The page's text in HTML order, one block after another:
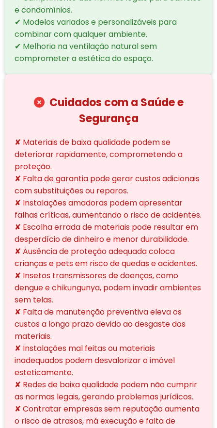
e condomínios.
✔ Modelos variados e personalizáveis para
combinar com qualquer ambiente.
✔ Melhoria na ventilação natural sem
comprometer a estética do espaço.
Cuidados com a Saúde e
Segurança
✘ Materiais de baixa qualidade podem se
deteriorar rapidamente, comprometendo a
proteção.
✘ Falta de garantia pode gerar custos adicionais
com substituições ou reparos.
✘ Instalações amadoras podem apresentar
falhas críticas, aumentando o risco de acidentes.
✘ Escolha errada de materiais pode resultar em
desperdício de dinheiro e menor durabilidade.
✘ Ausência de proteção adequada coloca
crianças e pets em risco de quedas e acidentes.
✘ Insetos transmissores de doenças, como
dengue e chikungunya, podem invadir ambientes
sem telas.
✘ Falta de manutenção preventiva eleva os
custos a longo prazo devido ao desgaste dos
materiais.
✘ Instalações mal feitas ou materiais
inadequados podem desvalorizar o imóvel
esteticamente.
✘ Redes de baixa qualidade podem não cumprir
as normas legais, gerando problemas jurídicos.
✘ Contratar empresas sem reputação aumenta
o risco de atrasos, má execução e falta de